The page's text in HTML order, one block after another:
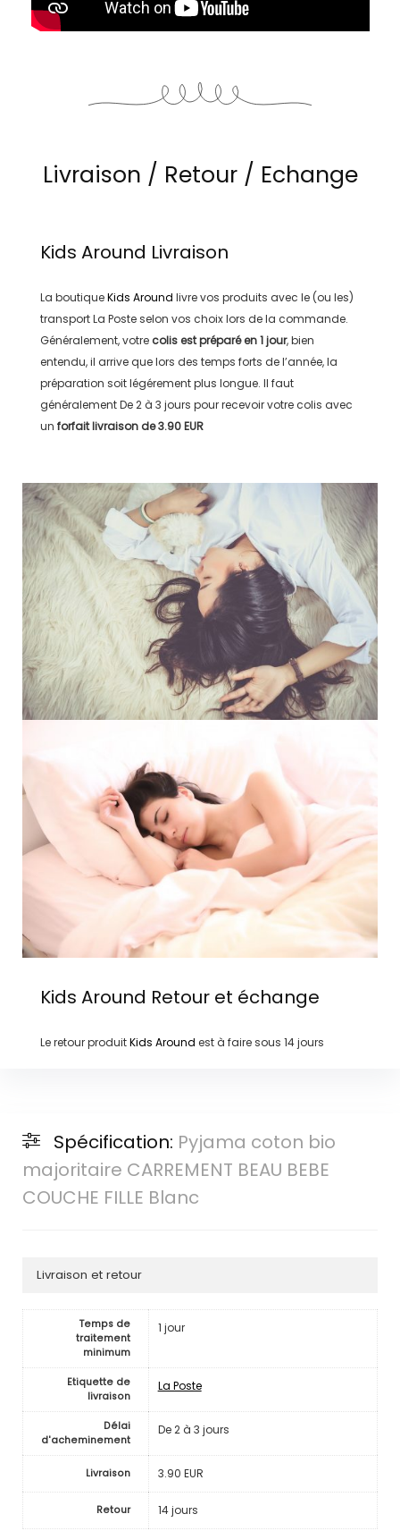
Livraison / Retour / Echange
Kids Around Livraison
La boutiqueKids Around livre vos produits avec le (ou les)
transportLa Posteselon vos choix lors de la commande.
Généralement, votre colis est préparé en1 jour, bien
entendu, il arrive que lors des temps forts de l’année, la
préparation soit légérement plus longue. Il faut
généralementDe 2 à 3 jours pour recevoir votre colis avec
un forfait livraison de3.90 EUR
Kids Around Retour et échange
Le retour produitKids Around est à faire sous 14 jours
Spécification: Pyjama coton bio
majoritaire CARREMENT BEAU BEBE
COUCHE FILLE Blanc
Livraison et retour
Temps de
traitement
minimum
1 jour
Etiquette de
livraison
La Poste
Délai
d'acheminement
De 2 à 3 jours
Livraison 3.90 EUR
Retour 14 jours